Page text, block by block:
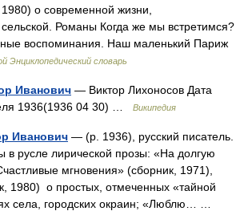
о современной жизни,
Романы Когда же мы встретимся?
воспоминания. Наш маленький Париж
Энциклопедический словарь
Иванович — Виктор Лихоносов Дата
1936(1936 04 30) …
Википедия
Иванович — (р. 1936), русский писатель.
в русле лирической прозы: «На долгую
мгновения» (сборник, 1971),
1980) о простых, отмеченных «тайной
села, городских окраин; «Люблю… …